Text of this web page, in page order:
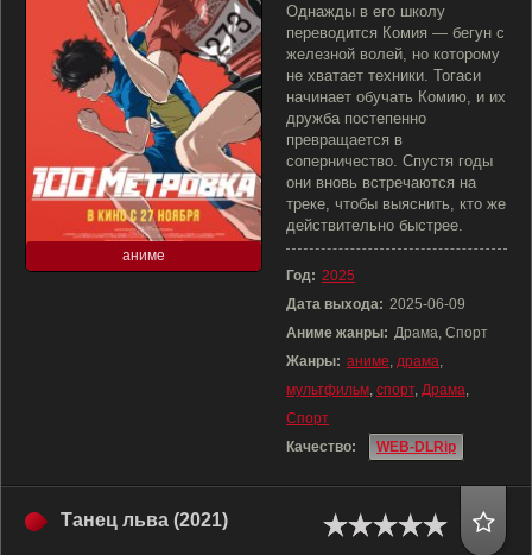
аниме
Однажды в его школу
переводится Комия — бегун с
железной волей, но которому
не хватает техники. Тогаси
начинает обучать Комию, и их
дружба постепенно
превращается в
соперничество. Спустя годы
они вновь встречаются на
треке, чтобы выяснить, кто же
действительно быстрее.
Год: 2025
Дата выхода: 2025-06-09
Аниме жанры: Драма, Спорт
Жанры: аниме, драма,
мультфильм, спорт, Драма,
Спорт
Качество:
WEB-DLRip
Танец льва (2021)